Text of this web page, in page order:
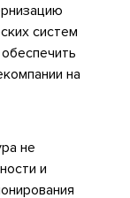
систем
на
не
и